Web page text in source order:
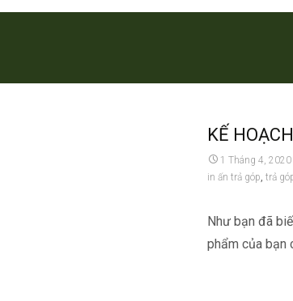
KẾ
1 Tháng 4, 2020
in ấn trả góp, trả
Như bạn đã
phẩm của bạn